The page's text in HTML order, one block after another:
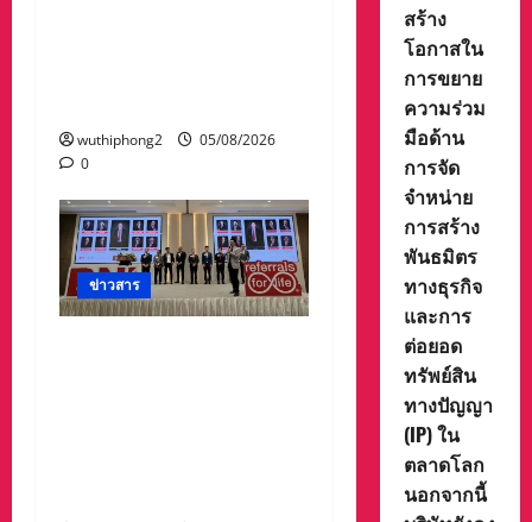
wuthiphong2
05/08/2026
0
ข่าวสาร
สร้าง
โอกาสใน
การขยาย
ความร่วม
มือด้าน
การจัด
จำหน่าย
การสร้าง
พันธมิตร
ทางธุรกิจ
และการ
ต่อยอด
ทรัพย์สิน
ทางปัญญา
(IP) ใน
ตลาดโลก
นอกจากนี้